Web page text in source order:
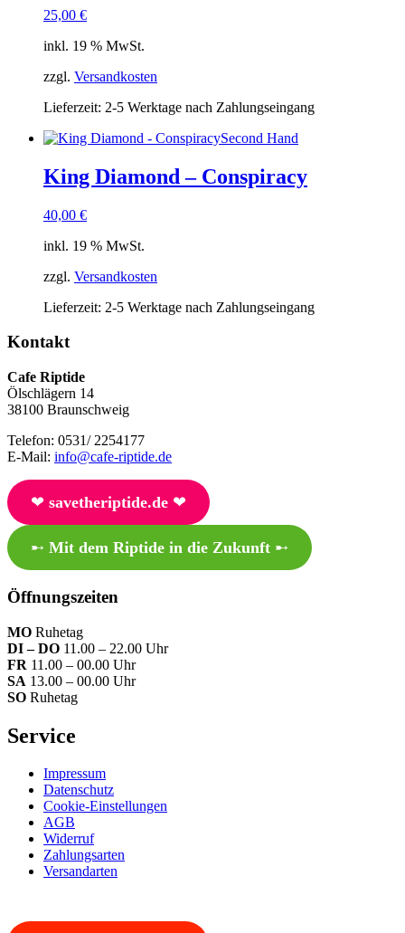
25,00 €
inkl. 19 % MwSt.
zzgl. Versandkosten
Lieferzeit: 2-5 Werktage nach Zahlungseingang
Second Hand
King Diamond – Conspiracy
40,00 €
inkl. 19 % MwSt.
zzgl. Versandkosten
Lieferzeit: 2-5 Werktage nach Zahlungseingang
Kontakt
Cafe Riptide
Ölschlägern 14
38100 Braunschweig
Telefon: 0531/ 2254177
E-Mail: info@cafe-riptide.de
❤︎ savetheriptide.de❤︎
➸ Mit dem Riptide in die Zukunft➸
Öffnungszeiten
MO Ruhetag
DI – DO 11.00 – 22.00 Uhr
FR 11.00 – 00.00 Uhr
SA 13.00 – 00.00 Uhr
SO Ruhetag
Service
Impressum
Datenschutz
Cookie-Einstellungen
AGB
Widerruf
Zahlungsarten
Versandarten